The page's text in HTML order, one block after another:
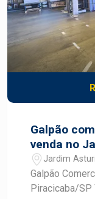
Galpão
venda no
Piracicaba
Jardim
Galpão
Piracicaba/SP Você está em busca de um